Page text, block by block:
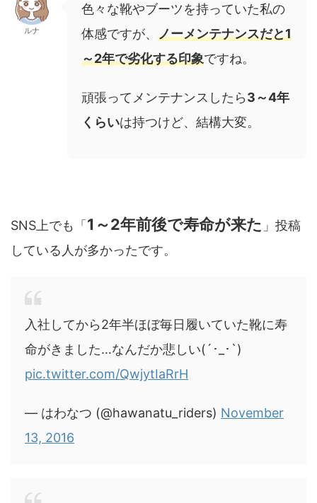
ルナ
色々な靴やブーツを持っていた私の
体感ですが、 ノーメンテナンスだと1
～2年で劣化する印象ですね。
頑張ってメンテナンスしたら3～4年
くらいは持つけど、結構大変。
SNS上でも「 1～2年前後で寿命が来た 」投稿
している人が多かったです。
入社してから2年半ほぼ毎日履いていた靴に寿
命がきました…なんだか悲しい(´･_･`)
pic.twitter.com/QwjytIaRrH
— はわなつ (@hawanatu_riders) November
13, 2016